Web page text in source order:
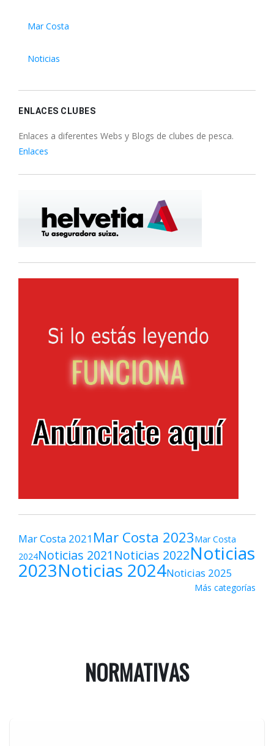
Mar Costa
Noticias
ENLACES CLUBES
Enlaces a diferentes Webs y Blogs de clubes de pesca.
Enlaces
Mar Costa 2021 Mar Costa 2023Mar Costa
2024Noticias 2021 Noticias 2022Noticias
2023Noticias 2024Noticias 2025
Más categorías
NORMATIVAS